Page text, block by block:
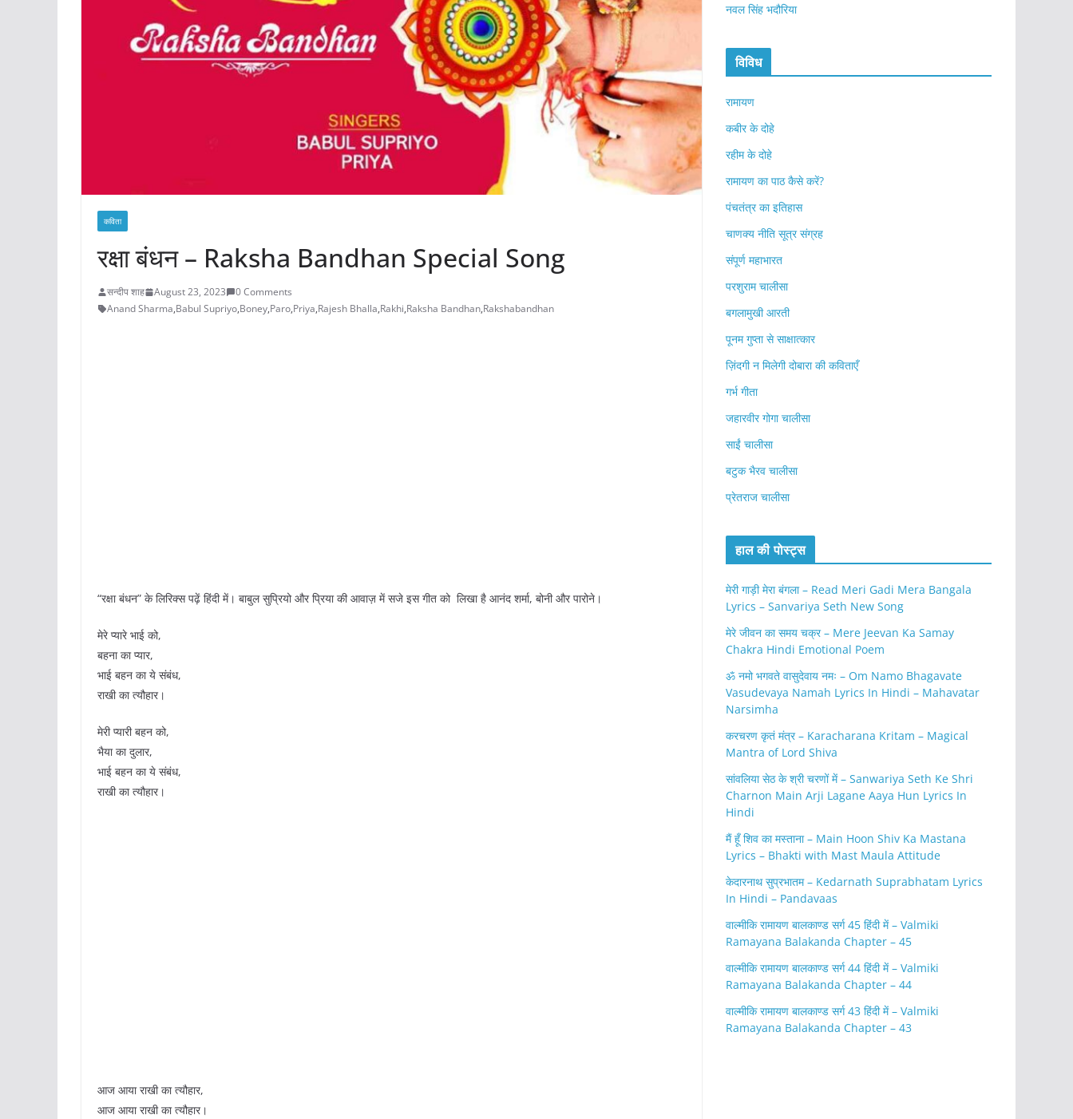
कविता
रक्षा बंधन – Raksha Bandhan Special Song
सन्दीप शाह August 23, 2023
0 Comments
Anand Sharma,Babul Supriyo,Boney,Paro,Priya,Rajesh Bhalla,Rakhi,Raksha Bandhan,Rakshabandhan
“रक्षा बंधन” के लिरिक्स पढ़ें हिंदी में। बाबुल सुप्रियो और प्रिया की आवाज़ में सजे इस गीत को लिखा है आनंद शर्मा, बोनी और पारोने।
मेरे प्यारे भाई को,
बहना का प्यार,
भाई बहन का ये संबंध,
राखी का त्यौहार।
मेरी प्यारी बहन को,
भैया का दुलार,
भाई बहन का ये संबंध,
राखी का त्यौहार।
आज आया राखी का त्यौहार,
आज आया राखी का त्यौहार।
नवल सिंह भदौरिया
विविध
रामायण
कबीर के दोहे
रहीम के दोहे
रामायण का पाठ कैसे करें?
पंचतंत्र का इतिहास
चाणक्य नीति सूत्र संग्रह
संपूर्ण महाभारत
परशुराम चालीसा
बगलामुखी आरती
पूनम गुप्ता से साक्षात्कार
ज़िंदगी न मिलेगी दोबारा की कविताएँ
गर्भ गीता
जहारवीर गोगा चालीसा
साईं चालीसा
बटुक भैरव चालीसा
प्रेतराज चालीसा
हाल की पोस्ट्स
मेरी गाड़ी मेरा बंगला – Read Meri Gadi Mera Bangala
Lyrics – Sanvariya Seth New Song
मेरे जीवन का समय चक्र – Mere Jeevan Ka Samay
Chakra Hindi Emotional Poem
ॐ नमो भगवते वासुदेवाय नमः – Om Namo Bhagavate
Vasudevaya Namah Lyrics In Hindi – Mahavatar
Narsimha
करचरण कृतं मंत्र – Karacharana Kritam – Magical
Mantra of Lord Shiva
सांवलिया सेठ के श्री चरणों में – Sanwariya Seth Ke Shri
Charnon Main Arji Lagane Aaya Hun Lyrics In
Hindi
मैं हूँ शिव का मस्ताना – Main Hoon Shiv Ka Mastana
Lyrics – Bhakti with Mast Maula Attitude
केदारनाथ सुप्रभातम – Kedarnath Suprabhatam Lyrics
In Hindi – Pandavaas
वाल्मीकि रामायण बालकाण्ड सर्ग 45 हिंदी में – Valmiki
Ramayana Balakanda Chapter – 45
वाल्मीकि रामायण बालकाण्ड सर्ग 44 हिंदी में – Valmiki
Ramayana Balakanda Chapter – 44
वाल्मीकि रामायण बालकाण्ड सर्ग 43 हिंदी में – Valmiki
Ramayana Balakanda Chapter – 43